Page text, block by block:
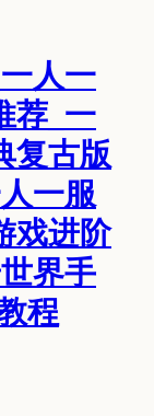
人一
荐_一
复古版
一服
戏进阶
界手
程